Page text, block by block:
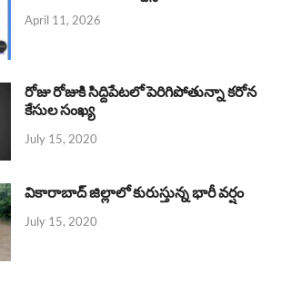
April 11, 2026
రోజు రోజుకి సిద్దిపేటలో పెరిగిపోతున్నా కరోన
కేసుల సంఖ్య
July 15, 2020
వికారాబాద్ జిల్లాలో కురుస్తున్న భారీ వర్షం
July 15, 2020